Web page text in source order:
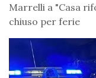
Marrelli a "Casa
chiuso per ferie